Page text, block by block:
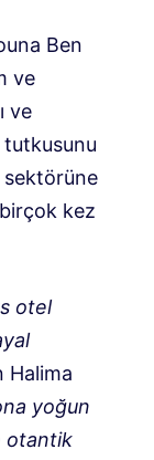
Ben
ve
ve
tutkusunu
sektörüne
kez
otel
Halima
yoğun
otantik